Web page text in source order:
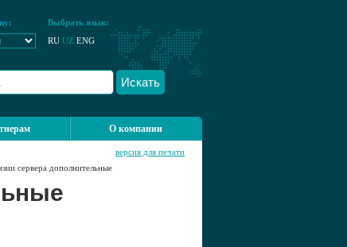
Выбрать язык:
RU UZ ENG
Искать
О компании
сервера дополнительные
версия для печати